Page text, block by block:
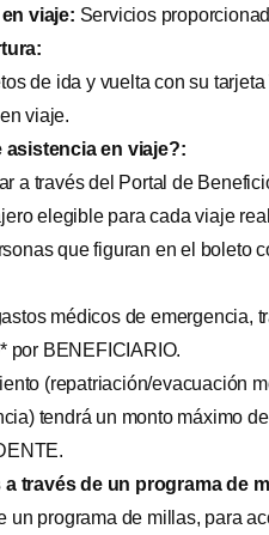
viaje: Servicios
de ida y vuelta con su
viaje.
en viaje?:
a través del Portal de
elegible para cada viaje
que figuran en el boleto
médicos de emergencia,
por BENEFICIARIO.
(repatriación/evacuación
tendrá un monto máximo
través de un programa de
un programa de millas, para